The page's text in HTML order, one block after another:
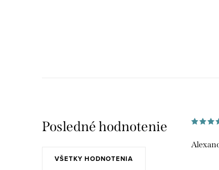
Posledné hodnotenie
VŠETKY HODNOTENIA